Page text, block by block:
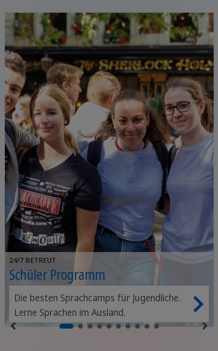
24/7 BETREUT
Schüler Programm
Die besten Sprachcamps für Jugendliche.
Lerne Sprachen im Ausland.